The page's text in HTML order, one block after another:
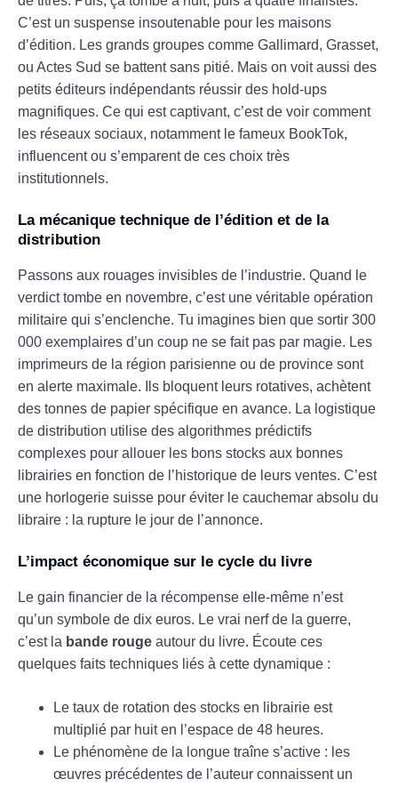
C’est un suspense insoutenable pour les maisons
d’édition. Les grands groupes comme Gallimard, Grasset,
ou Actes Sud se battent sans pitié. Mais on voit aussi des
petits éditeurs indépendants réussir des hold-ups
magnifiques. Ce qui est captivant, c’est de voir comment
les réseaux sociaux, notamment le fameux BookTok,
influencent ou s’emparent de ces choix très
institutionnels.
La mécanique technique de l’édition et de la
distribution
Passons aux rouages invisibles de l’industrie. Quand le
verdict tombe en novembre, c’est une véritable opération
militaire qui s’enclenche. Tu imagines bien que sortir 300
000 exemplaires d’un coup ne se fait pas par magie. Les
imprimeurs de la région parisienne ou de province sont
en alerte maximale. Ils bloquent leurs rotatives, achètent
des tonnes de papier spécifique en avance. La logistique
de distribution utilise des algorithmes prédictifs
complexes pour allouer les bons stocks aux bonnes
librairies en fonction de l’historique de leurs ventes. C’est
une horlogerie suisse pour éviter le cauchemar absolu du
libraire : la rupture le jour de l’annonce.
L’impact économique sur le cycle du livre
Le gain financier de la récompense elle-même n’est
qu’un symbole de dix euros. Le vrai nerf de la guerre,
c’est la bande rouge autour du livre. Écoute ces
quelques faits techniques liés à cette dynamique :
Le taux de rotation des stocks en librairie est
multiplié par huit en l’espace de 48 heures.
Le phénomène de la longue traîne s’active : les
œuvres précédentes de l’auteur connaissent un